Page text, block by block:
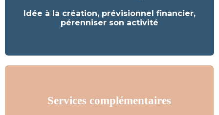
Idée à la création, prévisionnel financier,
pérenniser son activité
Découvrez nos formations
Services complémentaires
Services complémentaires